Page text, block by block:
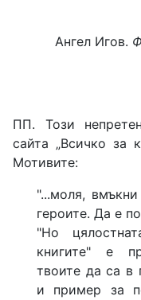
Ангел Игов.
ПП. Този
сайта „Всичко за
Мотивите:
"...моля,
героите. Да е
"Но
книгите" е
твоите да са в
и пример за